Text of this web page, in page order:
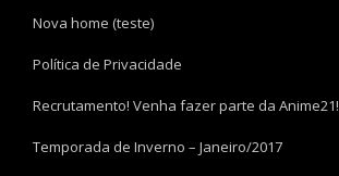
Nova home (teste)
Política de Privacidade
Recrutamento! Venha fazer parte da Anime21!
Temporada de Inverno – Janeiro/2017